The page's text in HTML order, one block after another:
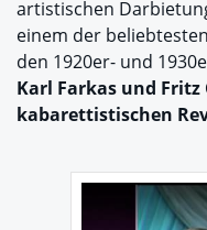
artistischen
einem der
den 1920er- und
Karl Farkas und
kabarettistischen